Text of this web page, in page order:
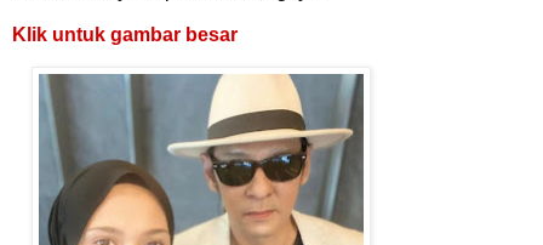
Klik untuk gambar besar